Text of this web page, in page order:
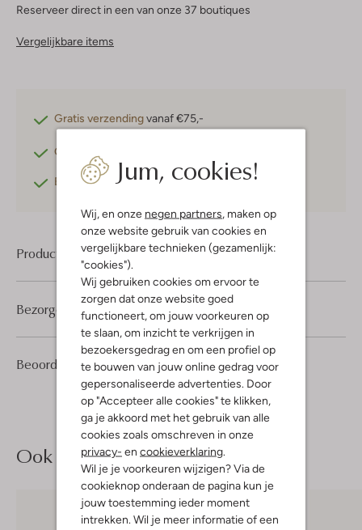
Jum, cookies!
Wij, en onze negen partners, maken op
onze website gebruik van cookies en
vergelijkbare technieken (gezamenlijk:
"cookies").
Wij gebruiken cookies om ervoor te
zorgen dat onze website goed
functioneert, om jouw voorkeuren op
te slaan, om inzicht te verkrijgen in
bezoekersgedrag en om een profiel op
te bouwen van jouw online gedrag voor
gepersonaliseerde advertenties. Door
op "Accepteer alle cookies" te klikken,
ga je akkoord met het gebruik van alle
cookies zoals omschreven in onze
privacy- en cookieverklaring.
Wil je je voorkeuren wijzigen? Via de
cookieknop onderaan de pagina kun je
jouw toestemming ieder moment
intrekken. Wil je meer informatie of een
Reserveer direct in een van onze 37 boutiques
Vergelijkbare items
Gratis verzendingvanaf €75,-
Gratis retourneren
Betaal achterafmet Klarna
Product informatie
Beoordelingen (1) 5/5
1
5
Sterren
Bezorgen & retourneren
Ook iets voor jou?